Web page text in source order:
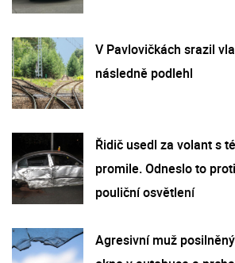
V Pavlovičkách srazil
následně podlehl
Řidič usedl za volant s
promile. Odneslo to
pouliční osvětlení
Agresivní muž